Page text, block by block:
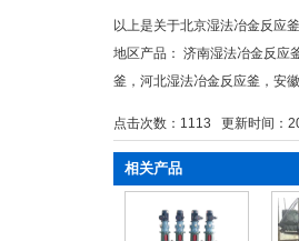
以上是关于北京湿法冶金反应
地区产品： 济南湿法冶金反应
釜 ， 河北湿法冶金反应釜 ， 安
点击次数： 1113 更新时间：
相关产品